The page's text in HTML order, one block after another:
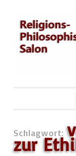
Zum
Inhalt
springen
Schlagwort:
zur